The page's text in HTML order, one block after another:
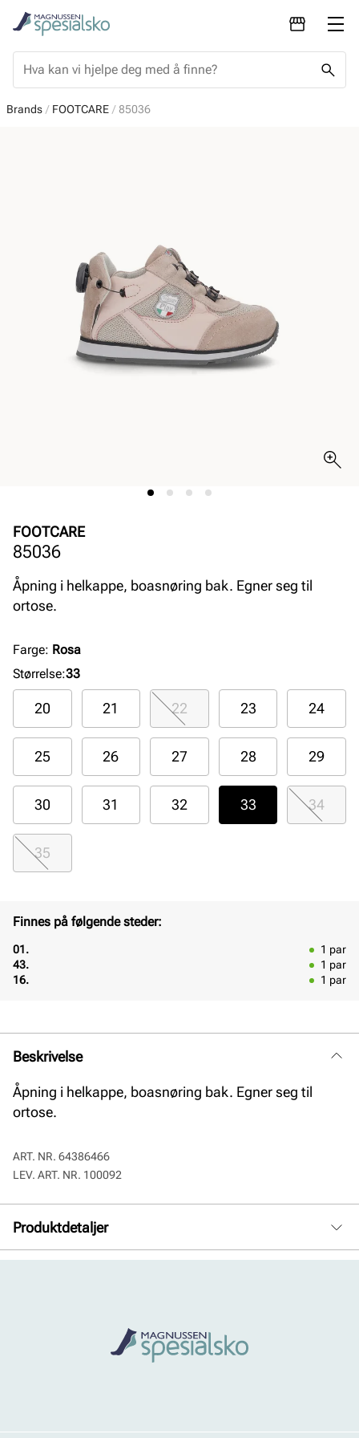
Brands FOOTCARE 85036
FOOTCARE
85036
Åpning i helkappe, boasnøring bak. Egner seg til
ortose.
Farge: Rosa
Størrelse:33
20 21 22 23 24
25 26 27 28 29
30 31 32 33 34
35
Finnes på følgende steder:
01. 1 par
43.
1 par
16.
1 par
Beskrivelse
Åpning i helkappe, boasnøring bak. Egner seg til
ortose.
ART. NR. 64386466
LEV. ART. NR. 100092
Produktdetaljer
Overdel:Kombinasjon